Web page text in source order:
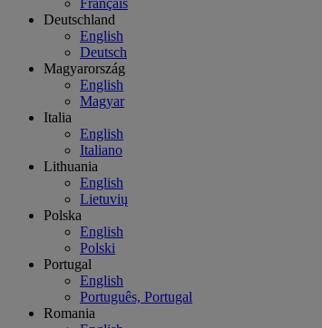
Français
Deutschland
English
Deutsch
Magyarország
English
Magyar
Italia
English
Italiano
Lithuania
English
Lietuvių
Polska
English
Polski
Portugal
English
Português, Portugal
Romania